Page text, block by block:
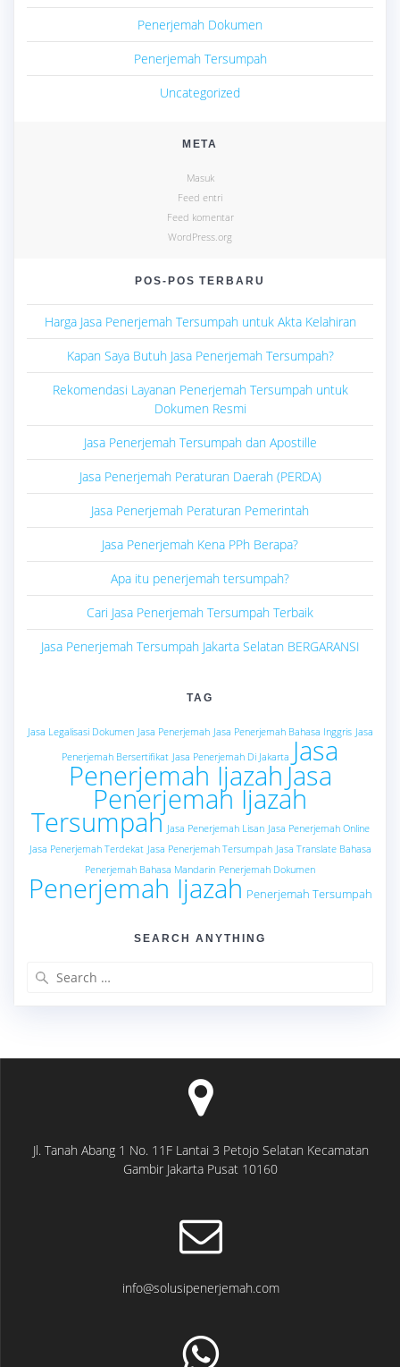
Penerjemah Dokumen
Penerjemah Tersumpah
Uncategorized
META
Masuk
Feed entri
Feed komentar
WordPress.org
POS-POS TERBARU
Harga Jasa Penerjemah Tersumpah untuk Akta Kelahiran
Kapan Saya Butuh Jasa Penerjemah Tersumpah?
Rekomendasi Layanan Penerjemah Tersumpah untuk
Dokumen Resmi
Jasa Penerjemah Tersumpah dan Apostille
Jasa Penerjemah Peraturan Daerah (PERDA)
Jasa Penerjemah Peraturan Pemerintah
Jasa Penerjemah Kena PPh Berapa?
Apa itu penerjemah tersumpah?
Cari Jasa Penerjemah Tersumpah Terbaik
Jasa Penerjemah Tersumpah Jakarta Selatan BERGARANSI
TAG
Jasa Legalisasi Dokumen Jasa Penerjemah Jasa Penerjemah Bahasa Inggris Jasa
Penerjemah Bersertifikat Jasa Penerjemah Di Jakarta Jasa
Penerjemah Ijazah Jasa
Penerjemah Ijazah
Tersumpah Jasa Penerjemah Lisan Jasa Penerjemah Online
Jasa Penerjemah Terdekat Jasa Penerjemah Tersumpah Jasa Translate Bahasa
Penerjemah Bahasa Mandarin Penerjemah Dokumen
Penerjemah Ijazah Penerjemah Tersumpah
SEARCH ANYTHING
Jl. Tanah Abang 1 No. 11F Lantai 3 Petojo Selatan Kecamatan
Gambir Jakarta Pusat 10160
info@solusipenerjemah.com